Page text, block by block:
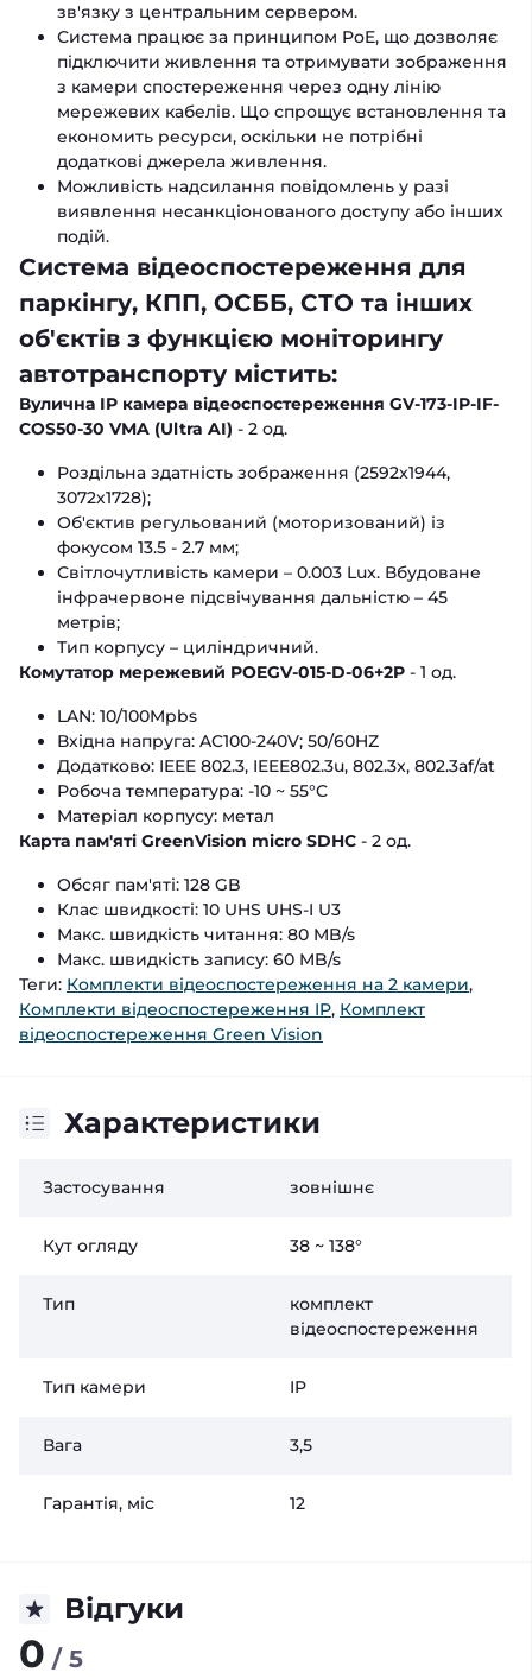
зв'язку з центральним сервером.
Система працює за принципом PoE, що дозволяє
підключити живлення та отримувати зображення
з камери спостереження через одну лінію
мережевих кабелів. Що спрощує встановлення та
економить ресурси, оскільки не потрібні
додаткові джерела живлення.
Можливість надсилання повідомлень у разі
виявлення несанкціонованого доступу або інших
подій.
Система відеоспостереження для
паркінгу, КПП, ОСББ, СТО та інших
об'єктів з функцією моніторингу
автотранспорту містить:
Вулична IP камера відеоспостереження GV-173-IP-IF-
COS50-30 VMA (Ultra AI) - 2 од.
Роздільна здатність зображення (2592x1944,
3072х1728);
Об'єктив регульований (моторизований) із
фокусом 13.5 - 2.7 мм;
Світлочутливість камери – 0.003 Lux. Вбудоване
інфрачервоне підсвічування дальністю – 45
метрів;
Тип корпусу – циліндричний.
Комутатор мережевий POEGV-015-D-06+2P - 1 од.
LAN: 10/100Mpbs
Вхідна напруга: AC100-240V; 50/60HZ
Додатково: IEEE 802.3, IEEE802.3u, 802.3x, 802.3af/at
Робоча температура: -10 ~ 55°C
Матеріал корпусу: метал
Карта пам'яті GreenVision micro SDHC - 2 од.
Обсяг пам'яті: 128 GB
Клас швидкості: 10 UHS UHS-I U3
Макс. швидкість читання: 80 MB/s
Макс. швидкість запису: 60 MB/s
Теги: Комплекти відеоспостереження на 2 камери,
Комплекти відеоспостереження IP, Комплект
відеоспостереження Green Vision
Характеристики
Застосування зовнішнє
Кут огляду 38 ~ 138°
Тип
комплект
відеоспостереження
Тип камери IP
Вага 3,5
Гарантія, міс 12
Відгуки
0 / 5